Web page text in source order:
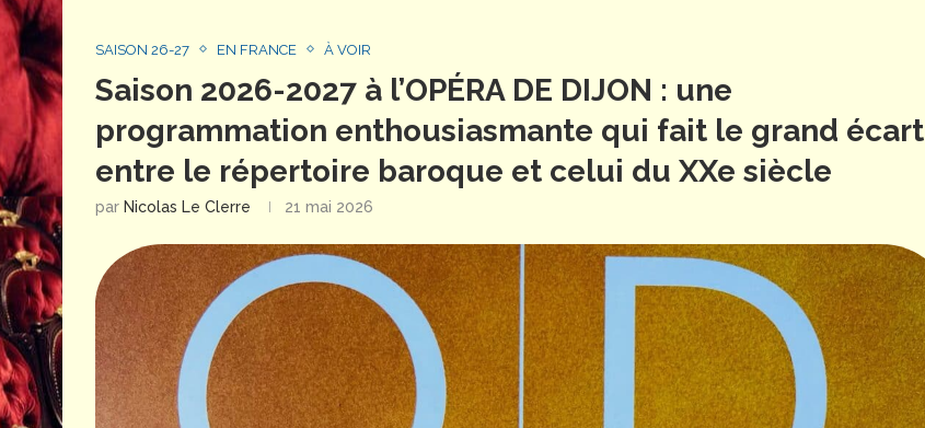
SAISON 26-27 EN FRANCE À VOIR
Saison 2026-2027 à l’OPÉRA DE DIJON : une
programmation enthousiasmante qui fait le grand écart
entre le répertoire baroque et celui du XXe siècle
par Nicolas Le Clerre 21 mai 2026